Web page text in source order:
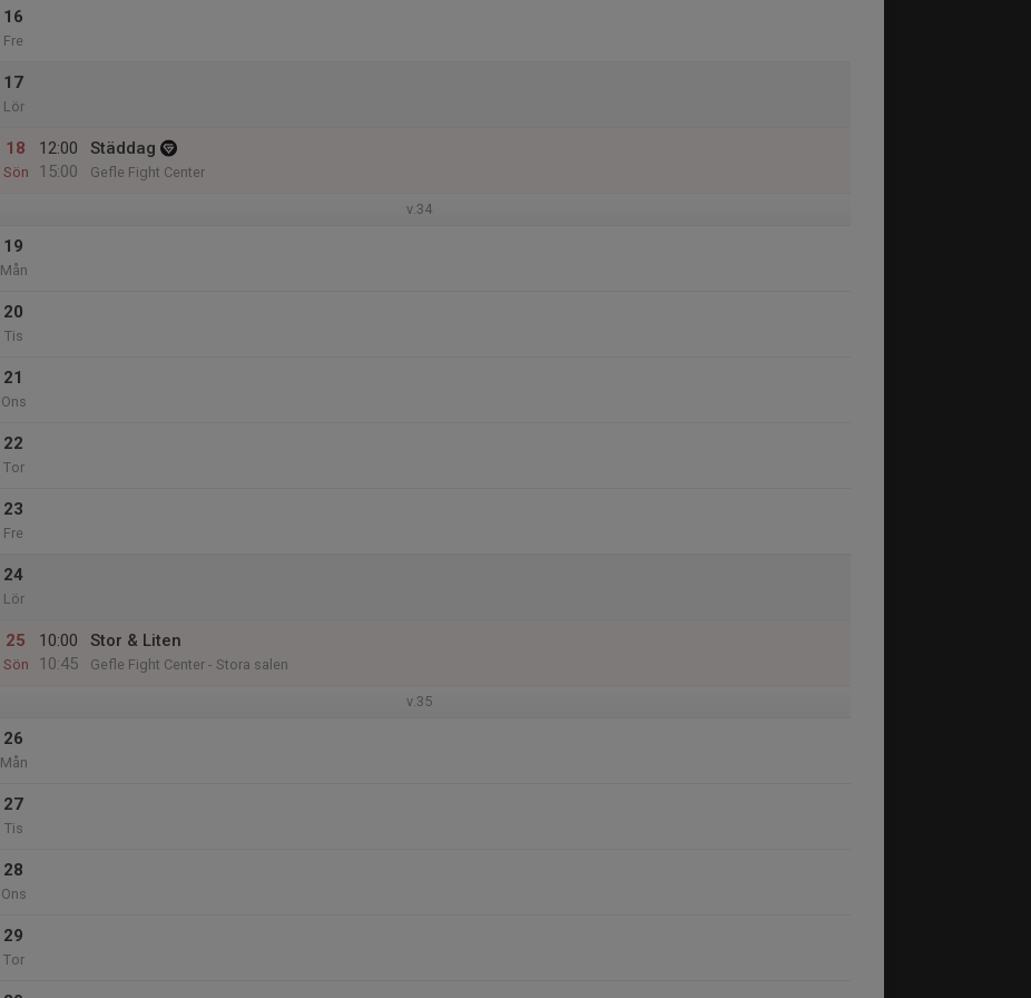
16
Fre
17
Lör
18
Sön
12:00
15:00
Städdag
Gefle Fight Center
v.34
19
Mån
20
Tis
21
Ons
22
Tor
23
Fre
24
Lör
25
Sön
10:00
10:45
Stor & Liten
Gefle Fight Center - Stora salen
v.35
26
Mån
27
Tis
28
Ons
29
Tor